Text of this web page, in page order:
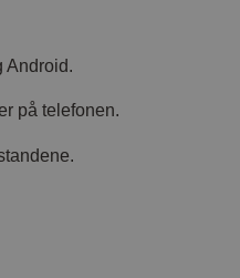
Android.
på telefonen.